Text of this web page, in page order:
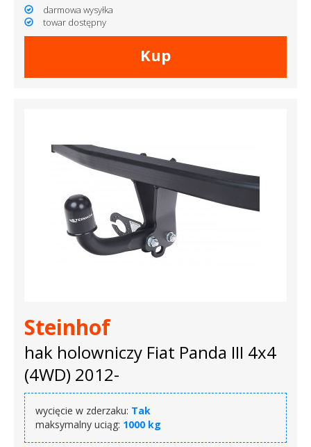
darmowa wysyłka
towar dostępny
Kup
Steinhof
hak holowniczy Fiat Panda III 4x4
(4WD) 2012-
wycięcie w zderzaku: Tak
maksymalny uciąg: 1000 kg